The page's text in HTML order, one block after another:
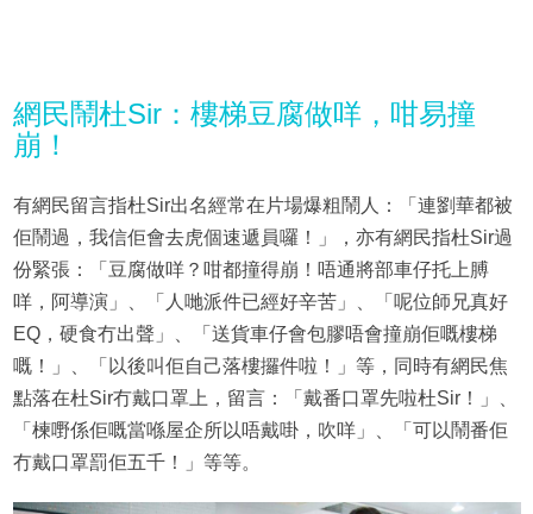
網民鬧杜Sir：樓梯豆腐做咩，咁易撞
崩！
有網民留言指杜Sir出名經常在片場爆粗鬧人：「連劉華都被
佢鬧過，我信佢會去虎個速遞員囉！」，亦有網民指杜Sir過
份緊張：「豆腐做咩？咁都撞得崩！唔通將部車仔托上膊
咩，阿導演」、「人哋派件已經好辛苦」、「呢位師兄真好
EQ，硬食冇出聲」、「送貨車仔會包膠唔會撞崩佢嘅樓梯
嘅！」、「以後叫佢自己落樓攞件啦！」等，同時有網民焦
點落在杜Sir冇戴口罩上，留言：「戴番口罩先啦杜Sir！」、
「楝嘢係佢嘅當喺屋企所以唔戴啩，吹咩」、「可以鬧番佢
冇戴口罩罰佢五千！」等等。